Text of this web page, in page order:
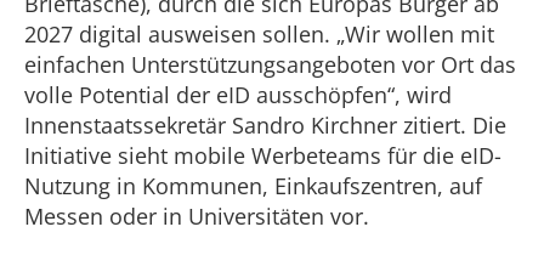
2027 digital ausweisen sollen. „Wir wollen mit
einfachen Unterstützungsangeboten vor Ort das
volle Potential der eID ausschöpfen“, wird
Innenstaatssekretär Sandro Kirchner zitiert. Die
Initiative sieht mobile Werbeteams für die eID-
Nutzung in Kommunen, Einkaufszentren, auf
Messen oder in Universitäten vor.